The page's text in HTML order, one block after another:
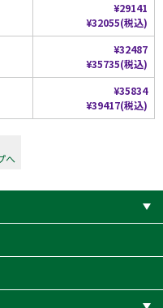
¥29141
¥32055(税込)
¥32487
¥35735(税込)
¥35834
¥39417(税込)
へ